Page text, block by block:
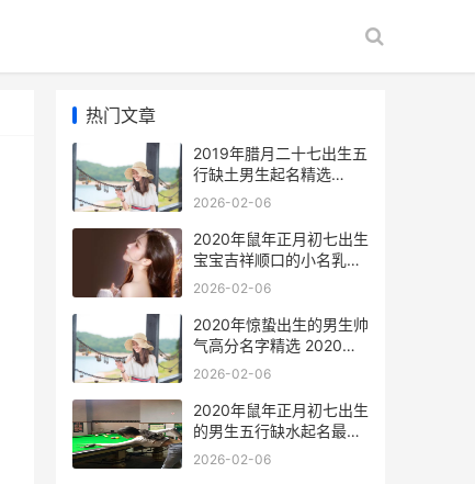
热门文章
2019年腊月二十七出生五
行缺土男生起名精选
2026年农历二月二十八是
2026-02-06
2020年鼠年正月初七出生
宝宝吉祥顺口的小名乳名
锦集 2020鼠年正月出生
2026-02-06
2020年惊蛰出生的男生帅
气高分名字精选 2020年
惊蛰出生的鼠宝宝好不好
2026-02-06
2020年鼠年正月初七出生
的男生五行缺水起名最好
听的名字 2020年正月出
2026-02-06